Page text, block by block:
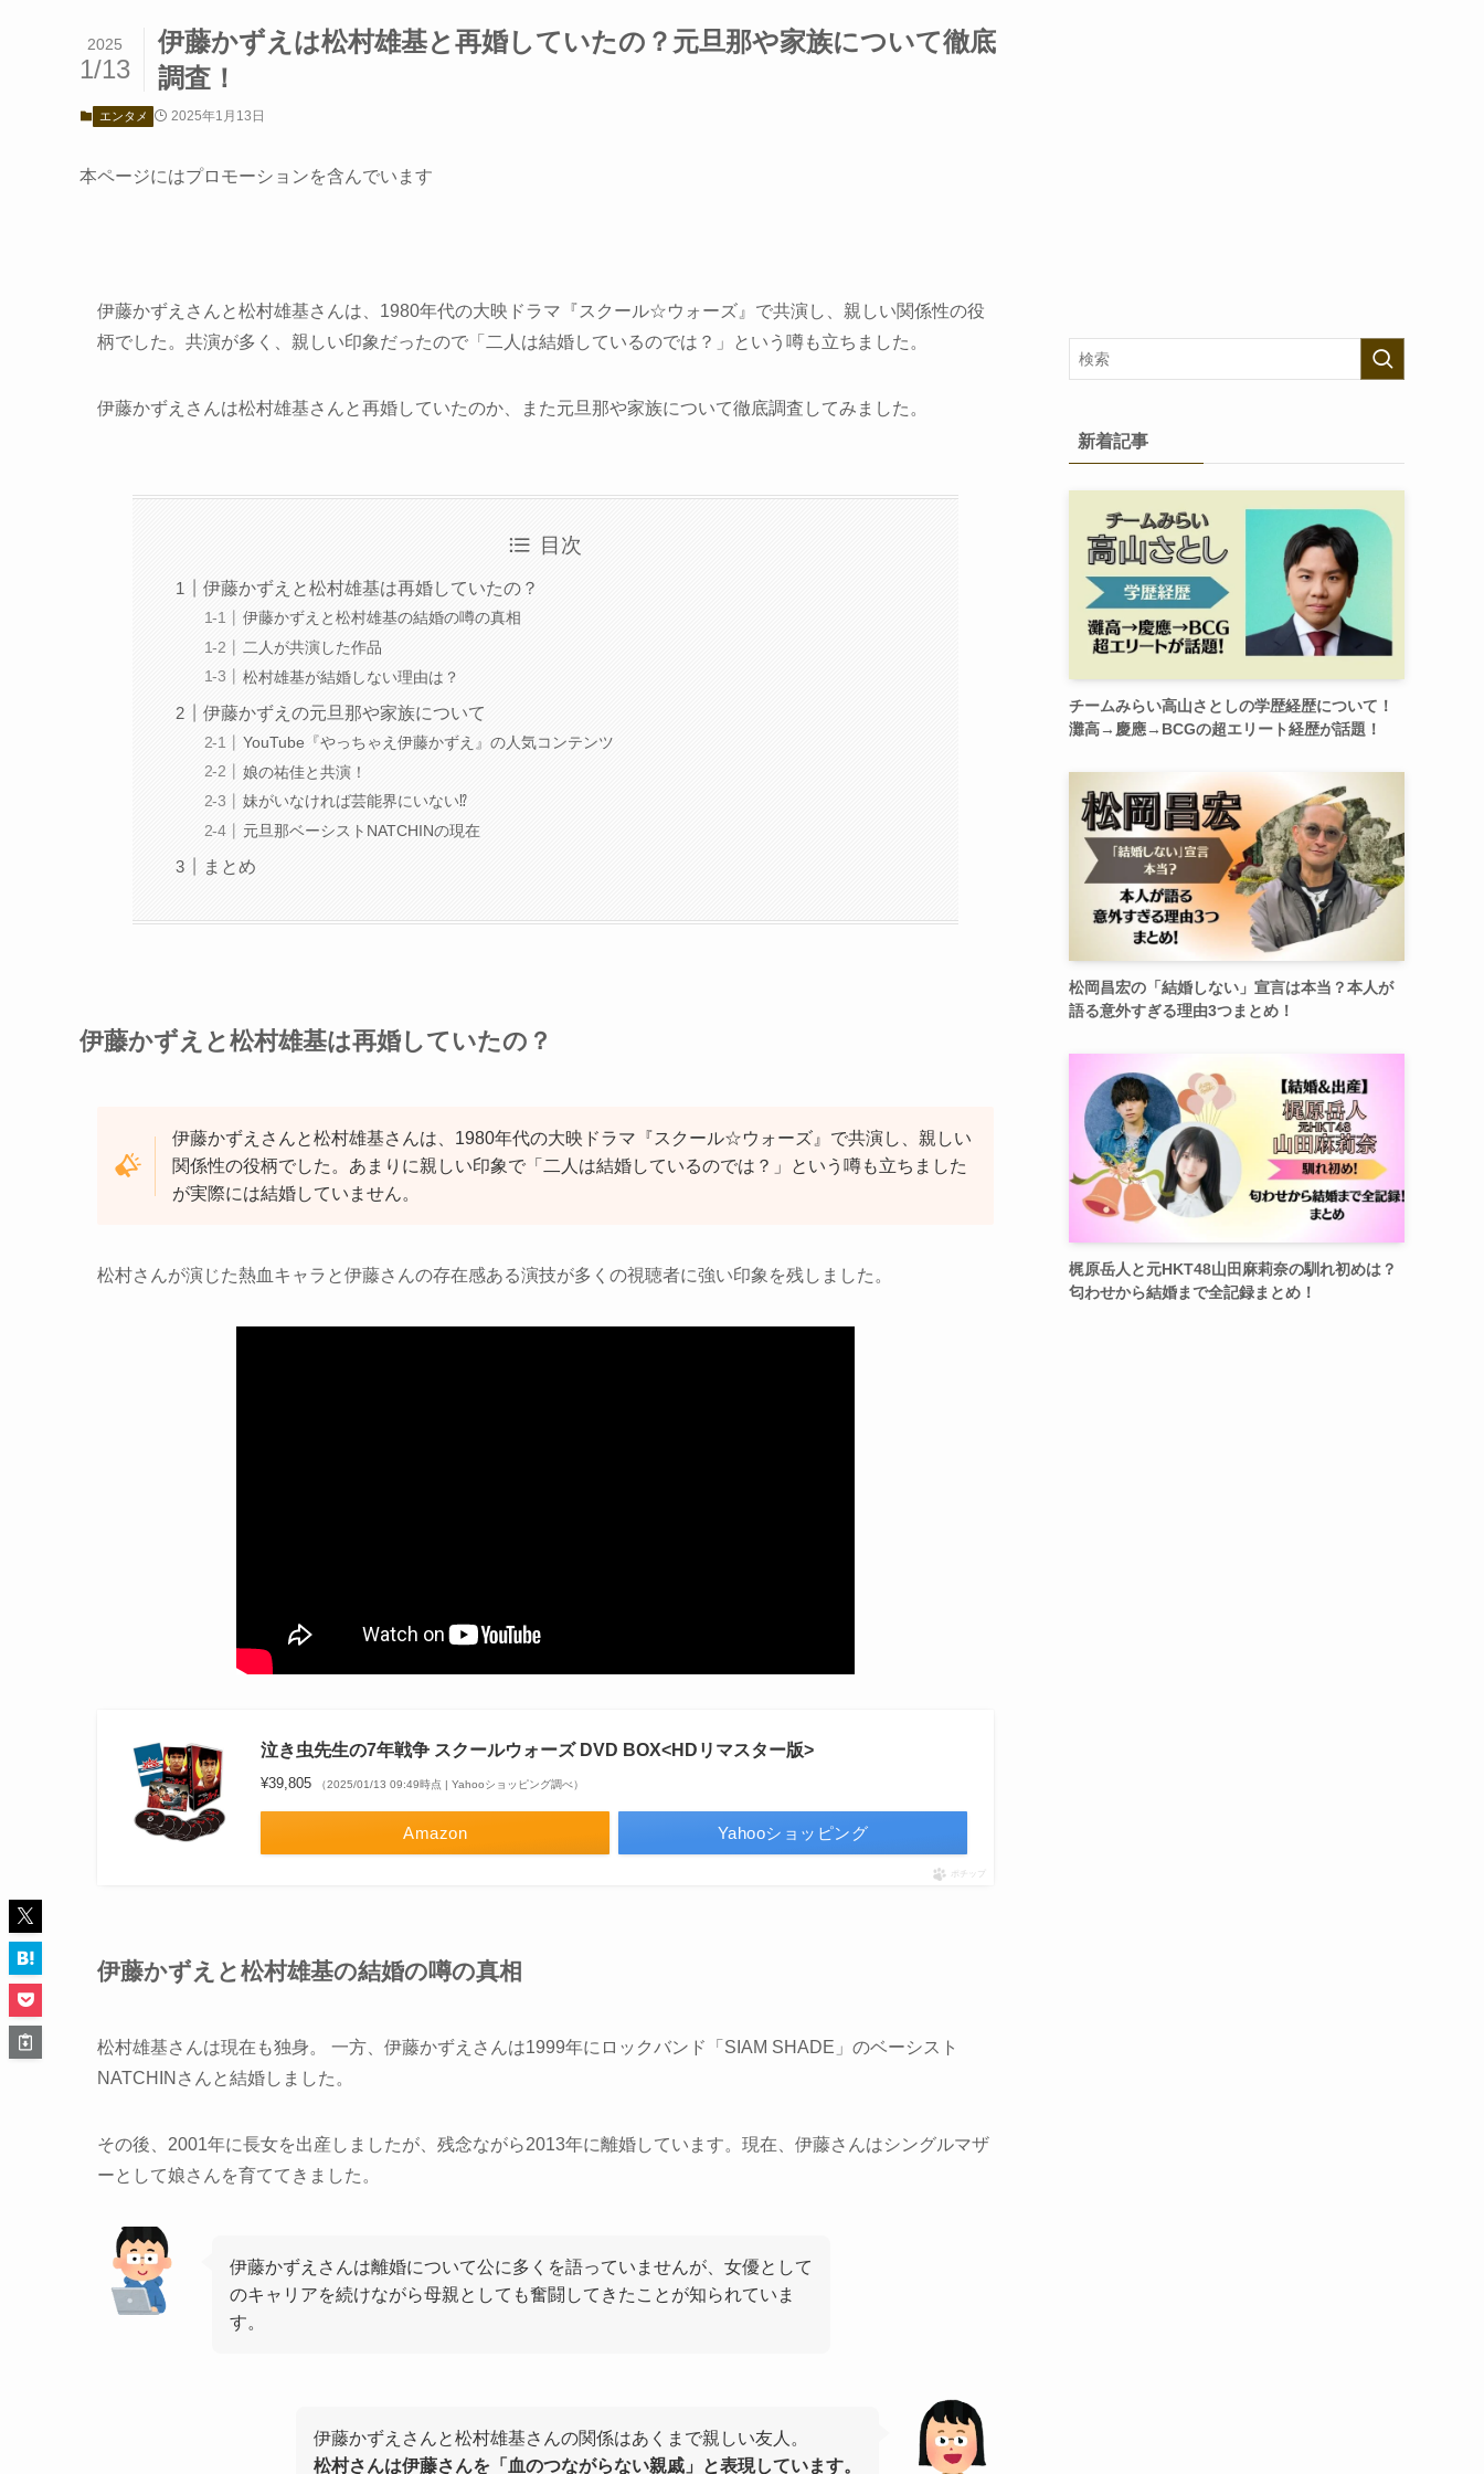
伊藤かずえは松村雄基と再婚していたの？元旦那や家族について徹底
調査！
2025
1/13
エンタメ 2025年1月13日
本ページにはプロモーションを含んでいます
伊藤かずえさんと松村雄基さんは、1980年代の大映ドラマ『スクール☆ウォーズ』で共演し、親しい関係性の役
柄でした。共演が多く、親しい印象だったので「二人は結婚しているのでは？」という噂も立ちました。
伊藤かずえさんは松村雄基さんと再婚していたのか、また元旦那や家族について徹底調査してみました。
目次
伊藤かずえと松村雄基は再婚していたの？
伊藤かずえと松村雄基の結婚の噂の真相
二人が共演した作品
松村雄基が結婚しない理由は？
伊藤かずえの元旦那や家族について
YouTube『やっちゃえ伊藤かずえ』の人気コンテンツ
娘の祐佳と共演！
妹がいなければ芸能界にいない⁉︎
元旦那ベーシストNATCHINの現在
まとめ
伊藤かずえと松村雄基は再婚していたの？
伊藤かずえさんと松村雄基さんは、1980年代の大映ドラマ『スクール☆ウォーズ』で共演し、親しい
関係性の役柄でした。あまりに親しい印象で「二人は結婚しているのでは？」という噂も立ちました
が実際には結婚していません。
松村さんが演じた熱血キャラと伊藤さんの存在感ある演技が多くの視聴者に強い印象を残しました。
泣き虫先生の7年戦争 スクールウォーズ DVD BOX<HDリマスター版>
¥39,805 （2025/01/13 09:49時点 | Yahooショッピング調べ）
Amazon Yahooショッピング
ポチップ
伊藤かずえと松村雄基の結婚の噂の真相
松村雄基さんは現在も独身。 一方、伊藤かずえさんは1999年にロックバンド「SIAM SHADE」のベーシスト
NATCHINさんと結婚しました。
その後、2001年に長女を出産しましたが、残念ながら2013年に離婚しています。現在、伊藤さんはシングルマザ
ーとして娘さんを育ててきました。
伊藤かずえさんは離婚について公に多くを語っていませんが、女優として
のキャリアを続けながら母親としても奮闘してきたことが知られていま
す。
伊藤かずえさんと松村雄基さんの関係はあくまで親しい友人。
松村さんは伊藤さんを「血のつながらない親戚」と表現しています。
新着記事
チームみらい高山さとしの学歴経歴について！
灘高→慶應→BCGの超エリート経歴が話題！
松岡昌宏の「結婚しない」宣言は本当？本人が
語る意外すぎる理由3つまとめ！
梶原岳人と元HKT48山田麻莉奈の馴れ初めは？
匂わせから結婚まで全記録まとめ！